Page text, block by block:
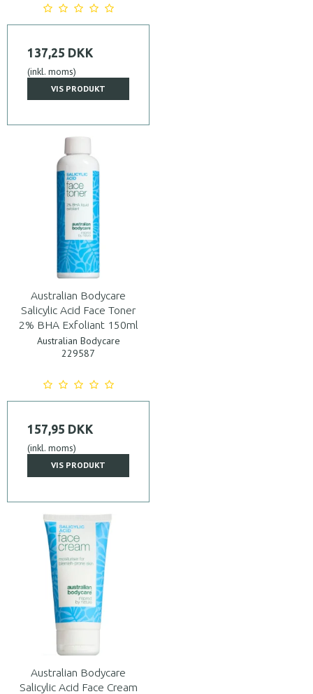
137,25 DKK
(inkl. moms)
VIS PRODUKT
Australian Bodycare
Salicylic Acid Face Toner
2% BHA Exfoliant 150ml
Australian Bodycare
229587
157,95 DKK
(inkl. moms)
VIS PRODUKT
Australian Bodycare
Salicylic Acid Face Cream